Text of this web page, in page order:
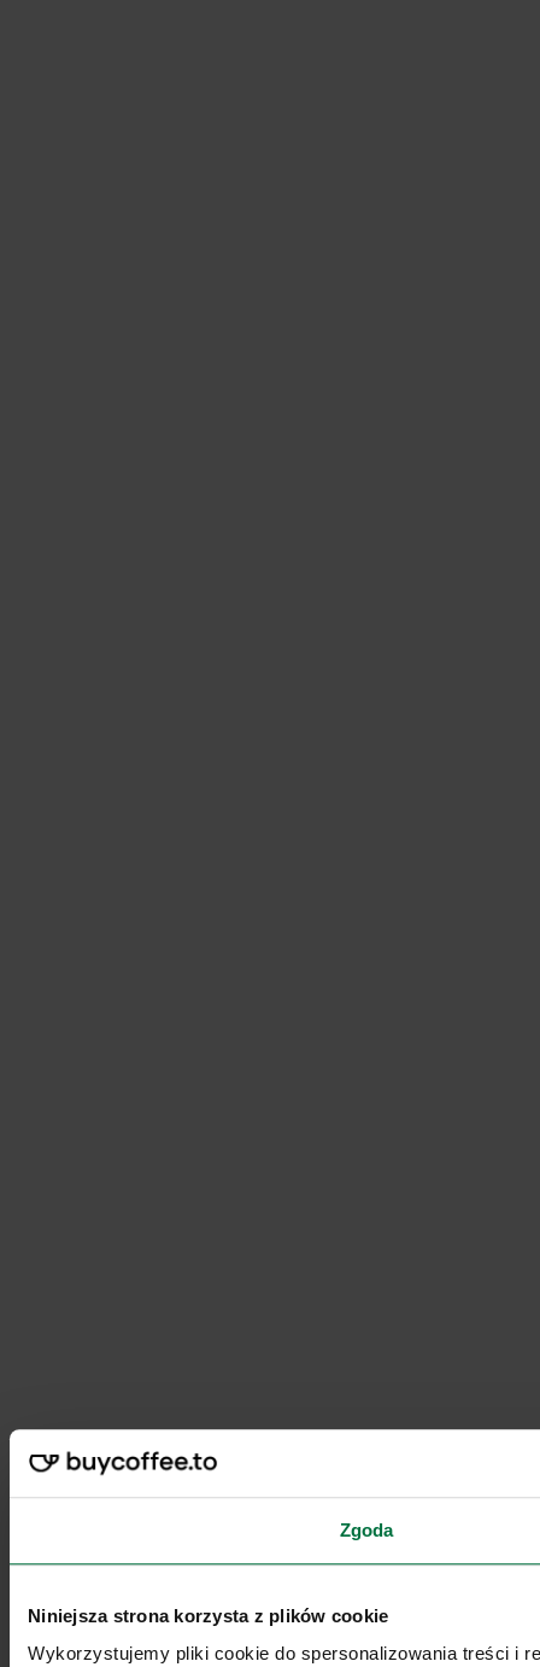
Zgoda
Niniejsza strona korzysta z plików cookie
Wykorzystujemy pliki cookie do spersonalizowania treści i